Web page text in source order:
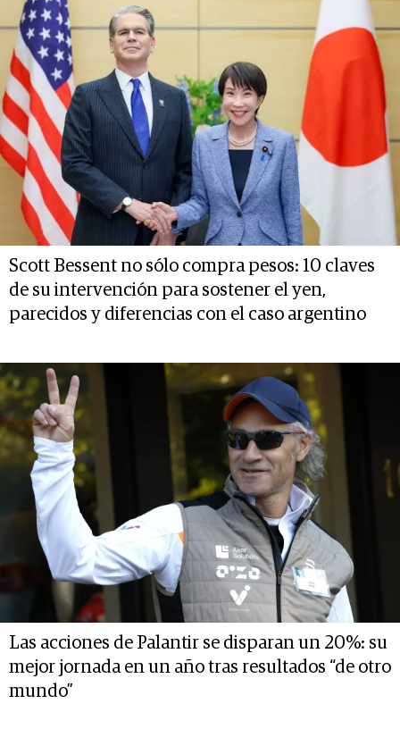
Scott Bessent no sólo compra pesos: 10 claves
de su intervención para sostener el yen,
parecidos y diferencias con el caso argentino
Las acciones de Palantir se disparan un 20%: su
mejor jornada en un año tras resultados “de otro
mundo”